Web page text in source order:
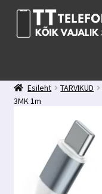
Liigu
navigeerimisele
Liigu
juurde
Minu konto
Tagasiside
Esileht TARVIKUD
3MK 1m